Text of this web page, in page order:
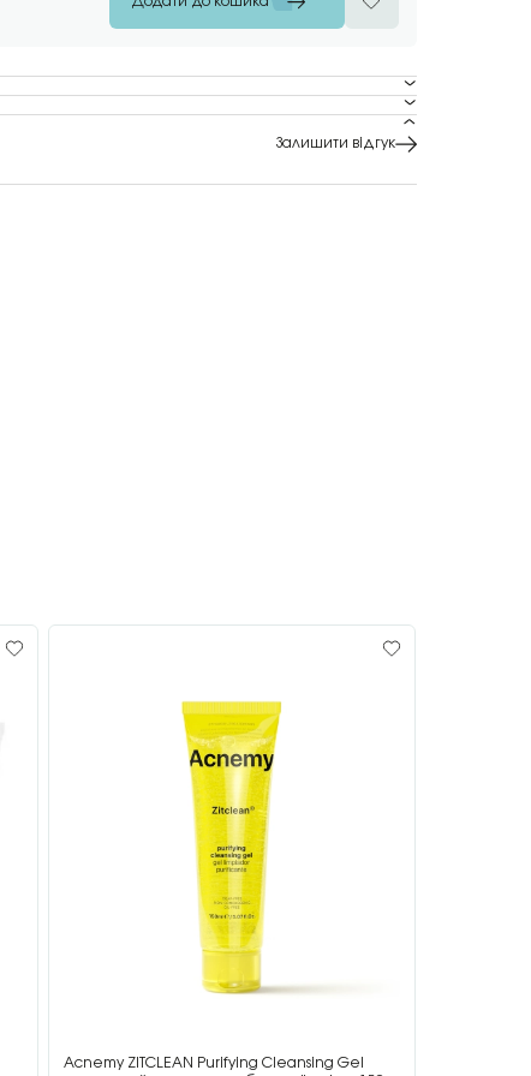
Залишити відгук
Acnemy ZITCLEAN Purifying Cleansing Gel